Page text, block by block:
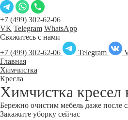
+7 (499) 302-62-06
VK Telegram WhatsApp
Свяжитесь с нами
+7 (499) 302-62-06
Telegram
Главная
Химчистка
Кресла
Химчистка кресел
Бережно очистим мебель даже после
Закажите уборку сейчас